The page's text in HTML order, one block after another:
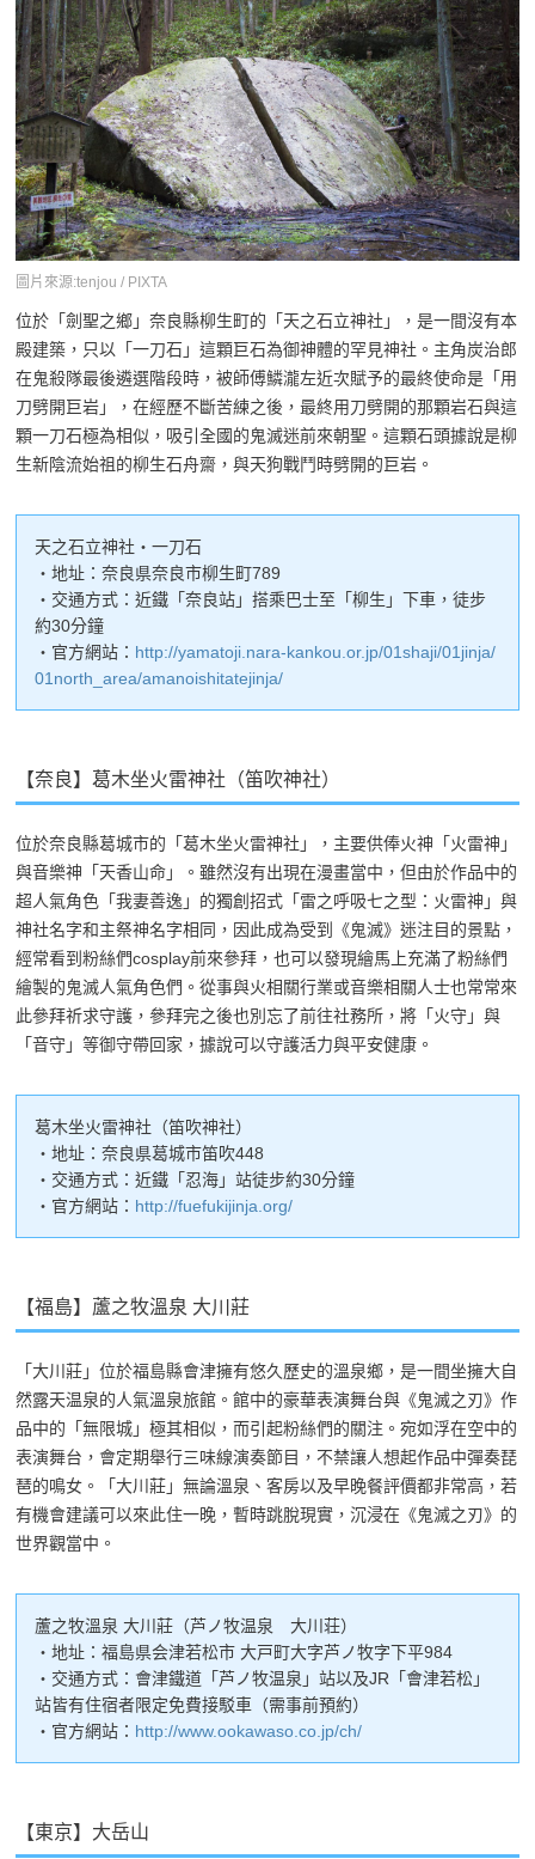
圖片來源:tenjou / PIXTA
位於「劍聖之鄉」奈良縣柳生町的「天之石立神社」，是一間沒有本
殿建築，只以「一刀石」這顆巨石為御神體的罕見神社。主角炭治郎
在鬼殺隊最後遴選階段時，被師傅鱗瀧左近次賦予的最終使命是「用
刀劈開巨岩」，在經歷不斷苦練之後，最終用刀劈開的那顆岩石與這
顆一刀石極為相似，吸引全國的鬼滅迷前來朝聖。這顆石頭據說是柳
生新陰流始祖的柳生石舟齋，與天狗戰鬥時劈開的巨岩。
天之石立神社・一刀石
・地址：奈良県奈良市柳生町789
・交通方式：近鐵「奈良站」搭乘巴士至「柳生」下車，徒步
約30分鐘
・官方網站： http://yamatoji.nara-kankou.or.jp/01shaji/01jinja/
01north_area/amanoishitatejinja/
【奈良】葛木坐火雷神社（笛吹神社）
位於奈良縣葛城市的「葛木坐火雷神社」，主要供俸火神「火雷神」
與音樂神「天香山命」。雖然沒有出現在漫畫當中，但由於作品中的
超人氣角色「我妻善逸」的獨創招式「雷之呼吸七之型：火雷神」與
神社名字和主祭神名字相同，因此成為受到《鬼滅》迷注目的景點，
經常看到粉絲們cosplay前來參拜，也可以發現繪馬上充滿了粉絲們
繪製的鬼滅人氣角色們。從事與火相關行業或音樂相關人士也常常來
此參拜祈求守護，參拜完之後也別忘了前往社務所，將「火守」與
「音守」等御守帶回家，據說可以守護活力與平安健康。
葛木坐火雷神社（笛吹神社）
・地址：奈良県葛城市笛吹448
・交通方式：近鐵「忍海」站徒步約30分鐘
・官方網站： http://fuefukijinja.org/
【福島】蘆之牧溫泉 大川莊
「大川莊」位於福島縣會津擁有悠久歷史的溫泉鄉，是一間坐擁大自
然露天温泉的人氣溫泉旅館。館中的豪華表演舞台與《鬼滅之刃》作
品中的「無限城」極其相似，而引起粉絲們的關注。宛如浮在空中的
表演舞台，會定期舉行三味線演奏節目，不禁讓人想起作品中彈奏琵
琶的鳴女。「大川莊」無論溫泉、客房以及早晚餐評價都非常高，若
有機會建議可以來此住一晚，暫時跳脫現實，沉浸在《鬼滅之刃》的
世界觀當中。
蘆之牧溫泉 大川莊（芦ノ牧温泉 大川荘）
・地址：福島県会津若松市 大戸町大字芦ノ牧字下平984
・交通方式：會津鐵道「芦ノ牧温泉」站以及JR「會津若松」
站皆有住宿者限定免費接駁車（需事前預約）
・官方網站： http://www.ookawaso.co.jp/ch/
【東京】大岳山